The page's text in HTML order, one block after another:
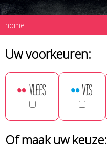
home
Uw voorkeuren:
Of maak uw keuze: